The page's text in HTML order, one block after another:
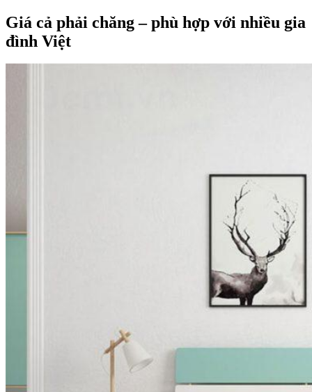
Giá cả phải chăng – phù hợp với nhiều gia
đình Việt